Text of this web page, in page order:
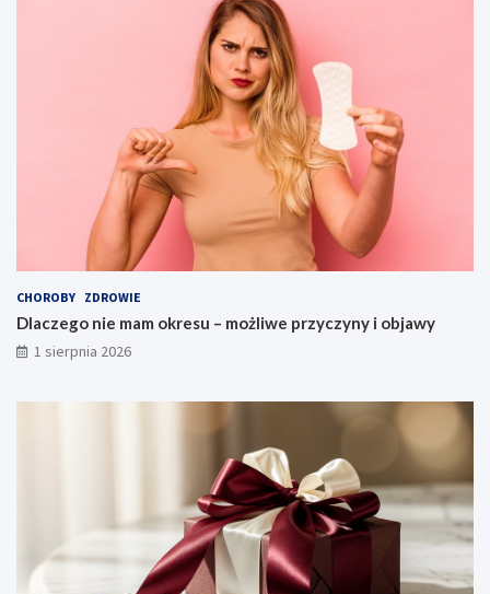
CHOROBY ZDROWIE
Dlaczego nie mam okresu – możliwe przyczyny i objawy
1 sierpnia 2026